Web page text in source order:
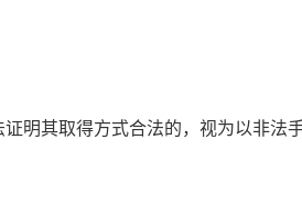
明其取得方式合法的，视为以非法